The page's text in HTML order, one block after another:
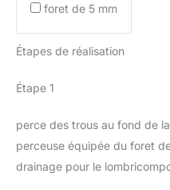
foret de 5 mm
Étapes de réalisation
Étape 1
perce des trous au fond de
perceuse équipée du foret
drainage pour le